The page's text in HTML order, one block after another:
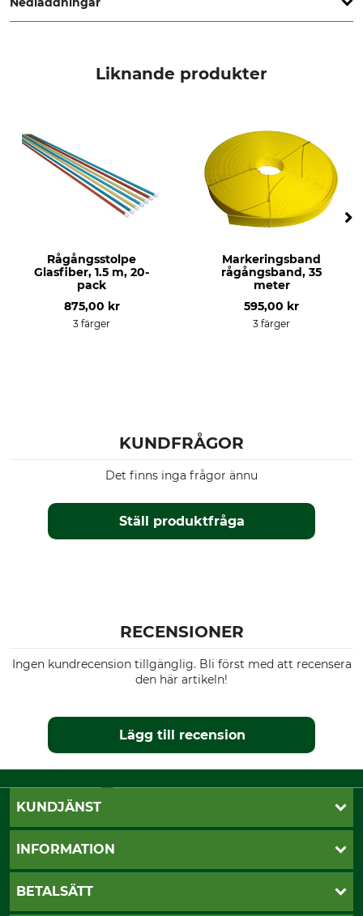
Tillverkning
Made in Sweden
Liknande produkter
Rågångsstolpe
Glasfiber, 1.5 m, 20-
pack
875,00 kr
3 färger
Markeringsband
rågångsband, 35
meter
595,00 kr
3 färger
KUNDFRÅGOR
Ställ produktfråga
Det finns inga frågor ännu
RECENSIONER
Ingen kundrecension tillgänglig. Bli först med att recensera
den här artikeln!
Lägg till recension
KUNDJÄNST
Öppettider
Vanliga frågor
INFORMATION
Butik Vansbro
BETALSÄTT